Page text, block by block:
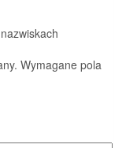
Wymagane pola